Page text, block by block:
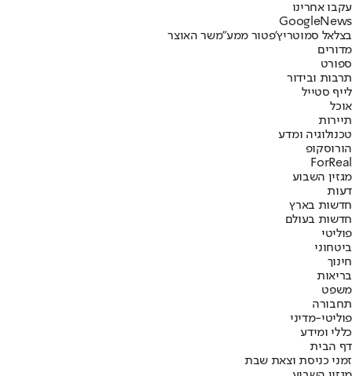
עקבו אחרינו
Googl eNews
בצלאל סמוטריץ'פטור ממע"משר האוצר
מדורים
ספורט
תרבות ובידור
לייף סטייל
אוכל
תיירות
טכנולוגיה ומדע
הורוסקופ
ForReal
מגזין השבוע
דעות
חדשות בארץ
חדשות בעולם
פוליטי
ביטחוני
חינוך
בריאות
משפט
תחבורה
פוליטי-מדיני
כללי ומידע
דף הבית
זמני כניסת וצאת שבת